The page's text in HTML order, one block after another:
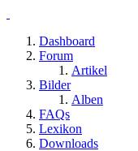
Dashboard
Forum
Artikel
Bilder
Alben
FAQs
Lexikon
Downloads